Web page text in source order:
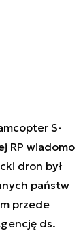
S-
RP wiadomo
dron był
państw
przede
ds.